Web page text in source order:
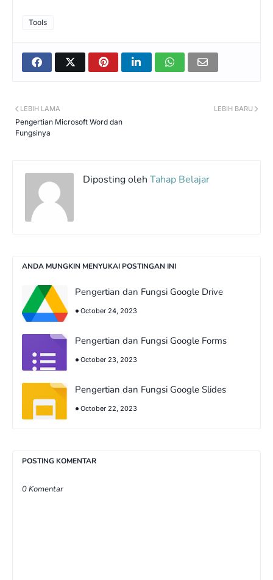
Tools
LEBIH BARU
LEBIH LAMA
Pengertian Microsoft Word dan
Fungsinya
Diposting oleh Tahap Belajar
ANDA MUNGKIN MENYUKAI POSTINGAN INI
Pengertian dan Fungsi Google Drive
October 24, 2023
Pengertian dan Fungsi Google Forms
October 23, 2023
Pengertian dan Fungsi Google Slides
October 22, 2023
POSTING KOMENTAR
0 Komentar